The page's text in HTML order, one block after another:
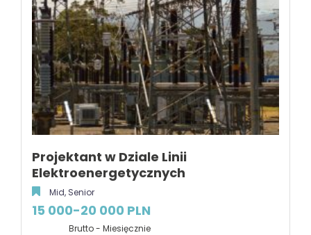
Projektant w Dziale Linii
Elektroenergetycznych
Mid, Senior
15 000-20 000 PLN
Brutto - Miesięcznie